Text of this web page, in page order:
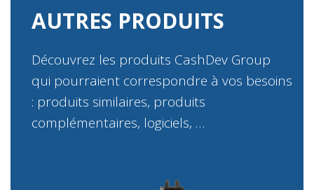
AUTRES PRODUITS
Découvrez les produits CashDev Group
qui pourraient correspondre à vos besoins
: produits similaires, produits
complémentaires, logiciels, …